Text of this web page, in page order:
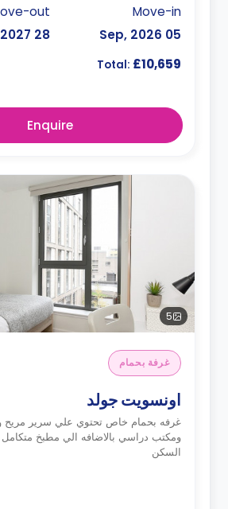
Move-in
05 Sep, 2026
out
28 Aug, 2027
Total: £10,659
Enquire
5
غرفة بحمام
اونسويت جولد
غرفه بحمام خاص تحتوي علي سرير مريح
ومكتب دراسي بالاضافه الي مطبخ
السكن